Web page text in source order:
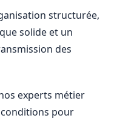
structurée,
solide et un
des
experts métier
pour